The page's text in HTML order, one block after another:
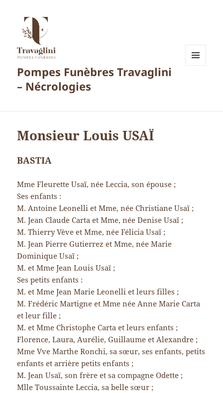
Pompes Funèbres Travaglini
– Nécrologies
Monsieur Louis USAÏ
BASTIA
Mme Fleurette Usaï, née Leccia, son épouse ;
Ses enfants :
M. Antoine Leonelli et Mme, née Christiane Usaï ;
M. Jean Claude Carta et Mme, née Denise Usaï ;
M. Thierry Vève et Mme, née Félicia Usaï ;
M. Jean Pierre Gutierrez et Mme, née Marie
Dominique Usaï ;
M. et Mme Jean Louis Usaï ;
Ses petits enfants :
M. et Mme Jean Marie Leonelli et leurs filles ;
M. Frédéric Martigne et Mme née Anne Marie Carta
et leur fille ;
M. et Mme Christophe Carta et leurs enfants ;
Florence, Laura, Aurélie, Guillaume et Alexandre ;
Mme Vve Marthe Ronchi, sa sœur, ses enfants, petits
enfants et arrière petits enfants ;
M. Jean Usaï, son frère et sa compagne Odette ;
Mlle Toussainte Leccia, sa belle sœur ;